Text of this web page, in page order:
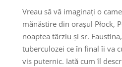
Vreau să vă imaginați o
mănăstire din orașul Płock,
noaptea târziu și sr.
tuberculozei ce în final îi va
vis puternic. Iată cum îl